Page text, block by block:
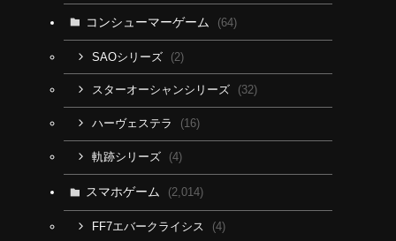
コンシューマーゲーム (64)
SAOシリーズ (2)
スターオーシャンシリーズ (32)
ハーヴェステラ (16)
軌跡シリーズ (4)
スマホゲーム (2,014)
FF7エバークライシス (4)